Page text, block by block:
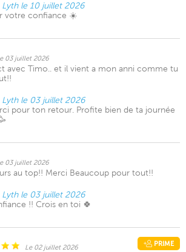
Lyth le 10 juillet 2026
votre confiance ☀️
03 juillet 2026
avec Timo.. et il vient a mon anni comme tu
Lyth le 03 juillet 2026
pour ton retour. Profite bien de ta journée
03 juillet 2026
au top!! Merci Beaucoup pour tout!!
Lyth le 03 juillet 2026
!! Crois en toi 🍀
Le 02 juillet 2026 PRIME